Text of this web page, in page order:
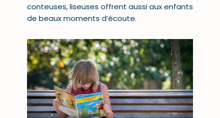
conteuses, liseuses offrent aussi aux enfants
de beaux moments d’écoute.